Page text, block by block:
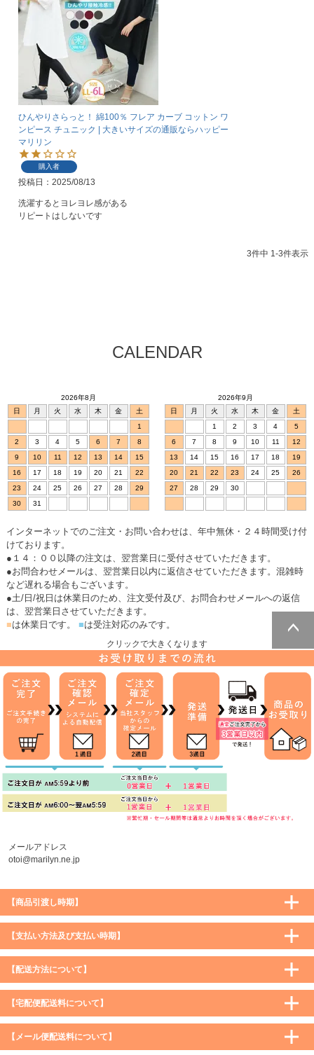
ひんやりさらっと！ 綿100％ フレア カーブ コットン ワ
ンピース チュニック | 大きいサイズの通販ならハッピー
マリリン
購入者
投稿日 2025/08/13
洗濯するとヨレヨレ感がある
リピートはしないです
3件中 1-3件表示
ページトッ
プへ
CALENDAR
2026年8月
日
月 火 水 木 金
土
1
2
3 4 5 6 7
8
9
10 11 12 13 14
15
16
17 18 19 20 21
22
23
24 25 26 27 28
29
30
31
2026年9月
日
月 火 水 木 金
土
1
2 3 4
5
6
7 8 9 10 11
12
13
14 15 16 17 18
19
20
21 22 23 24 25
26
27
28 29 30
インターネットでのご注文・お問い合わせは、年中無休・２４時間受け付
けております。
●１４：００以降の注文は、翌営業日に受付させていただきます。
●お問合わせメールは、翌営業日以内に返信させていただきます。混雑時
など遅れる場合もございます。
●土/日/祝日は休業日のため、注文受付及び、お問合わせメールへの返信
は、翌営業日させていただきます。
■は休業日です。 ■は受注対応のみです。
クリックで大きくなります
メールアドレス
otoi@marilyn.ne.jp
【商品引渡し時期】
【支払い方法及び支払い時期】
【配送方法について】
【宅配便配送料について】
購入価格 ／ 地域 通常 沖縄・離島など一部地域
5,900円（税込）未満
590円（税込）
【メール便配送料について】